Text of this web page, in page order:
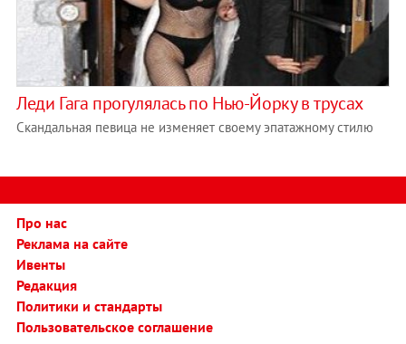
Леди Гага прогулялась по Нью-Йорку в трусах
Скандальная певица не изменяет своему эпатажному стилю
Про нас
Реклама на сайте
Ивенты
Редакция
Политики и стандарты
Пользовательское соглашение